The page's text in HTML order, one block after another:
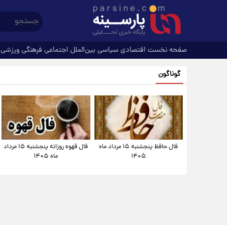
صفحه نخست اقتصادی سیاسی بین‌الملل اجتماعی فرهنگیورزشی
گوناگون
فال حافظ پنجشنبه ۱۵ مرداد ماه
۱۴۰۵
فال قهوه روزانه پنجشنبه ۱۵ مرداد
ماه ۱۴۰۵